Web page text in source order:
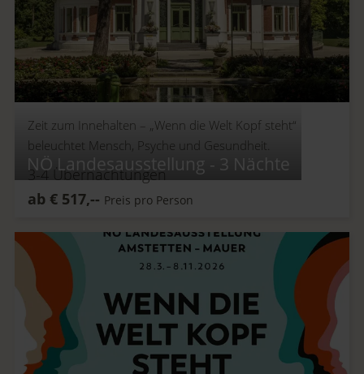
NÖ Landesausstellung - 3 Nächte
Zeit zum Innehalten – „Wenn die Welt Kopf steht“
beleuchtet Mensch, Psyche und Gesundheit.
3-4Übernachtungen
ab € 517,-- Preis pro Person